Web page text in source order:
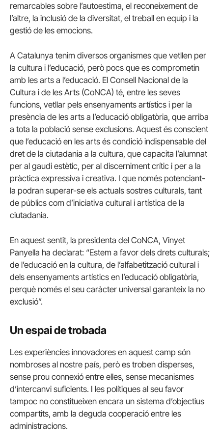
remarcables sobre l’autoestima, el reconeixement de
l’altre, la inclusió de la diversitat, el treball en equip i la
gestió de les emocions.
A Catalunya tenim diversos organismes que vetllen per
la cultura i l’educació, però pocs que es comprometin
amb les arts a l’educació. El Consell Nacional de la
Cultura i de les Arts (CoNCA) té, entre les seves
funcions, vetllar pels ensenyaments artístics i per la
presència de les arts a l’educació obligatòria, que arriba
a tota la població sense exclusions. Aquest és conscient
que l’educació en les arts és condició indispensable del
dret de la ciutadania a la cultura, que capacita l’alumnat
per al gaudi estètic, per al discerniment crític i per a la
pràctica expressiva i creativa. I que només potenciant-
la podran superar-se els actuals sostres culturals, tant
de públics com d’iniciativa cultural i artística de la
ciutadania.
En aquest sentit, la presidenta del CoNCA, Vinyet
Panyella ha declarat: “Estem a favor dels drets culturals;
de l’educació en la cultura, de l’alfabetització cultural i
dels ensenyaments artístics en l’educació obligatòria,
perquè només el seu caràcter universal garanteix la no
exclusió”.
Un espai de trobada
Les experiències innovadores en aquest camp són
nombroses al nostre país, però es troben disperses,
sense prou connexió entre elles, sense mecanismes
d’intercanvi suficients. I les polítiques al seu favor
tampoc no constitueixen encara un sistema d’objectius
compartits, amb la deguda cooperació entre les
administracions.